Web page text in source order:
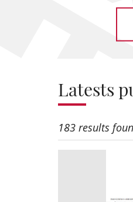
Latests
183 results